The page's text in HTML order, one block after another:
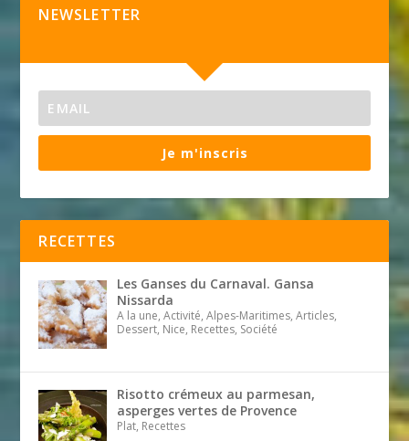
NEWSLETTER
Je m'inscris
RECETTES
Les Ganses du Carnaval. Gansa
Nissarda
A la une, Activité, Alpes-Maritimes, Articles,
Dessert, Nice, Recettes, Société
Risotto crémeux au parmesan,
asperges vertes de Provence
Plat, Recettes